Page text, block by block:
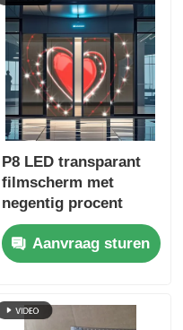
P8 LED transparant
filmscherm met
negentig procent
transparantie en
ultradunne flexibele
film voor naadloze
gevels
Aanvraag sturen